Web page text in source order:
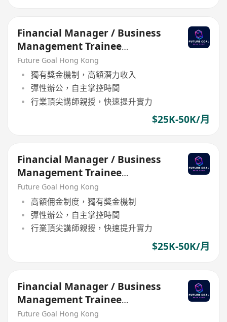
Financial Manager / Business
Management Trainee
Programme
Future Goal Hong Kong
獨有獎金機制，高額潛力收入
彈性辦公，自主掌控時間
行業頂尖講師親授，快速提升實力
$25K-50K/月
Financial Manager / Business
Management Trainee
Programme
Future Goal Hong Kong
高額佣金制度，獨有獎金機制
彈性辦公，自主掌控時間
行業頂尖講師親授，快速提升實力
$25K-50K/月
Financial Manager / Business
Management Trainee
Programme
Future Goal Hong Kong